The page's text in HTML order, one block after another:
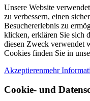
Unsere Website
zu verbessern, einen
Besuchererlebnis zu
klicken, erklären Sie sich
diesen Zweck verwendet
Cookies finden Sie in
Akzeptierenmehr
Cookie- und